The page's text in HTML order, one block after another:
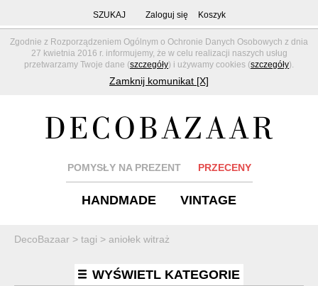
Zgodnie z Rozporządzeniem Ogólnym o Ochronie Danych Osobowych z dnia
27 kwietnia 2016 r. informujemy, że w celu realizacji naszych usług
przetwarzamy Twoje dane (szczegóły) i używamy cookies (szczegóły).
Zamknij komunikat [X]
SZUKAJ Zaloguj się Koszyk
POMYSŁY NA PREZENT PRZECENY
HANDMADE VINTAGE
DecoBazaar > tagi > aniołek witraż
WYŚWIETL KATEGORIE